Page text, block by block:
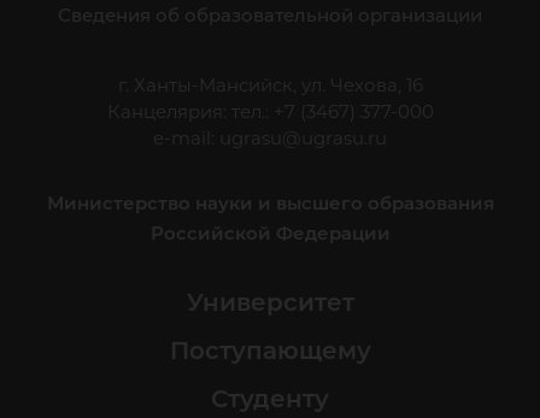
Сведения об образовательной организации
г. Ханты-Мансийск, ул. Чехова, 16
Канцелярия: тел.: +7 (3467) 377-000
e-mail:
ugrasu@ugrasu.ru
Министерство науки и высшего образования
Российской Федерации
Университет
Поступающему
Студенту